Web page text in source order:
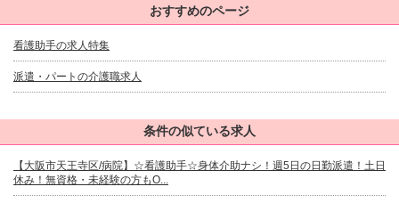
おすすめのページ
看護助手の求人特集
派遣・パートの介護職求人
条件の似ている求人
【大阪市天王寺区/病院】☆看護助手☆身体介助ナシ！週5日の日勤派遣！土日
休み！無資格・未経験の方もO...